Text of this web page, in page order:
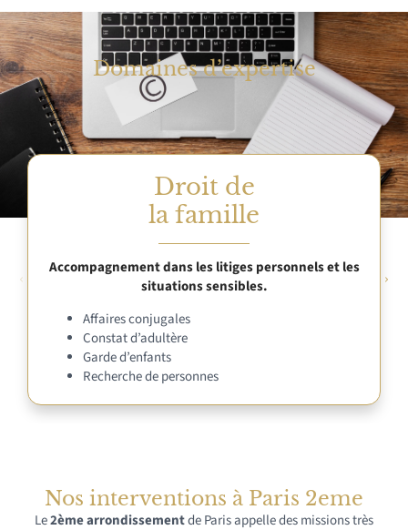
Domaines d’expertise
Droit de
la famille
Accompagnement dans les litiges personnels et les
situations sensibles.
Affaires conjugales
Constat d’adultère
Garde d’enfants
Recherche de personnes
Nos interventions à Paris 2eme
Le2ème arrondissementde Paris appelle des missions très